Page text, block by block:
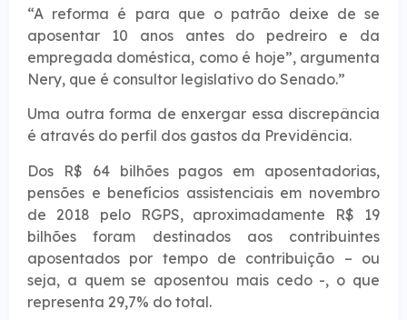
“A reforma é para que o patrão deixe de se
aposentar 10 anos antes do pedreiro e da
empregada doméstica, como é hoje”, argumenta
Nery, que é consultor legislativo do Senado.”
Uma outra forma de enxergar essa discrepância
é através do perfil dos gastos da Previdência.
Dos R$ 64 bilhões pagos em aposentadorias,
pensões e benefícios assistenciais em novembro
de 2018 pelo RGPS, aproximadamente R$ 19
bilhões foram destinados aos contribuintes
aposentados por tempo de contribuição – ou
seja, a quem se aposentou mais cedo -, o que
representa 29,7% do total.